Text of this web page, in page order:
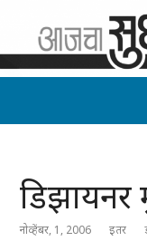
नोव्हेंबर, 1, 2006 इतर